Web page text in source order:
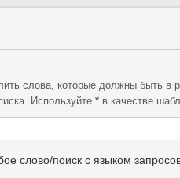
слова, которые должны быть в
Используйте * в качестве
слово/поиск с языком